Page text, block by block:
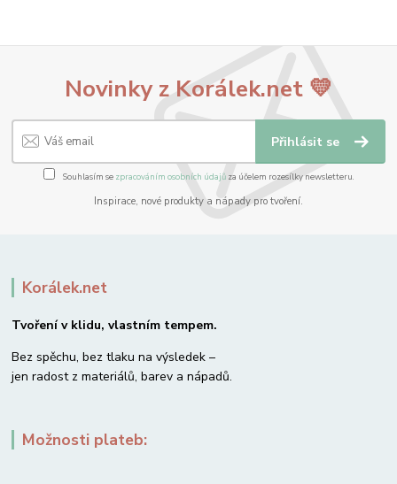
Novinky z Korálek.net 💛
Přihlásit se
Souhlasím se zpracováním osobních údajůza účelem rozesílky newsletteru.
Inspirace, nové produkty a nápady pro tvoření.
Korálek.net
Tvoření v klidu, vlastním tempem.
Bez spěchu, bez tlaku na výsledek –
jen radost z materiálů, barev a nápadů.
Možnosti plateb: